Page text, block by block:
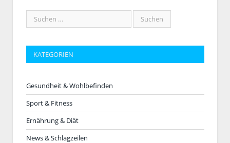
KATEGORIEN
Gesundheit & Wohlbefinden
Sport & Fitness
Ernährung & Diät
News & Schlagzeilen